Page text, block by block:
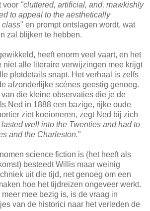
voor "cluttered, artificial, and, mawkishly
to appeal to the aesthetically
class" en prompt ontslagen wordt, wat
zal blijken te hebben.
heeft enorm veel vaart, en het
niet alle literaire verwijzingen mee krijgt
plotdetails snapt. Het verhaal is zelfs
afzonderlijke scènes geestig genoeg.
die kleine observaties die je de
Ned in 1888 een bazige, rijke oude
ziet koeioneren, zegt Ned bij zich
lasted well into the Twenties and had to
and the Charleston."
science fiction is (het heeft als
besteedt Willis maar weinig
uit die tijd, net genoeg om een
hoe het tijdreizen ongeveer werkt.
mee bezig is, is de vraag in
van de historici naar het verleden de